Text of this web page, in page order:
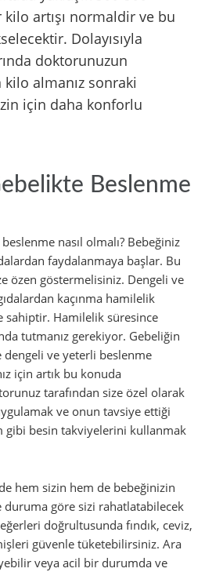
artışı normaldir ve bu
Dolayısıyla
doktorunuzun
almanız sonraki
için daha konforlu
Beslenme
nasıl olmalı? Bebeğiniz
faydalanmaya başlar. Bu
özen göstermelisiniz. Dengeli ve
kaçınma hamilelik
sahiptir. Hamilelik süresince
tutmanız gerekiyor. Gebeliğin
dengeli ve yeterli beslenme
için artık bu konuda
tarafından size özel olarak
ve onun tavsiye ettiği
gibi besin takviyelerini kullanmak
hem sizin hem de bebeğinizin
duruma göre sizi rahatlatabilecek
doğrultusunda fındık, ceviz,
güvenle tüketebilirsiniz. Ara
veya acil bir durumda ve